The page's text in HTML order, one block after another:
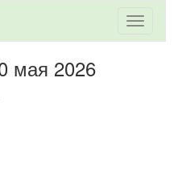
Toggle
мая 2026